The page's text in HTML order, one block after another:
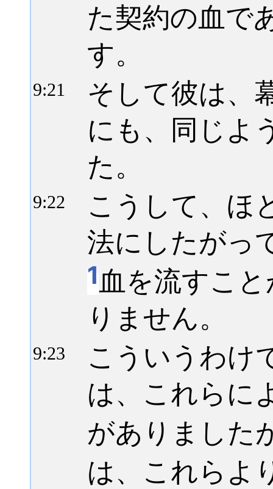
た契約の血で
す。
9:21
そして彼は、
にも、同じよ
た。
9:22
こうして、ほ
法にしたがっ
1 血を流すこ
りません。
9:23
こういうわけ
は、これらに
がありました
は、これらよ